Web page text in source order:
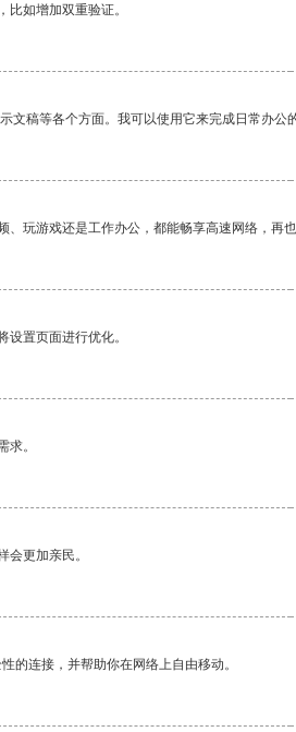
如增加双重验证。
稿等各个方面。我可以使用它来完成日常办公
玩游戏还是工作办公，都能畅享高速网络，
置页面进行优化。
求。
更加亲民。
的连接，并帮助你在网络上自由移动。